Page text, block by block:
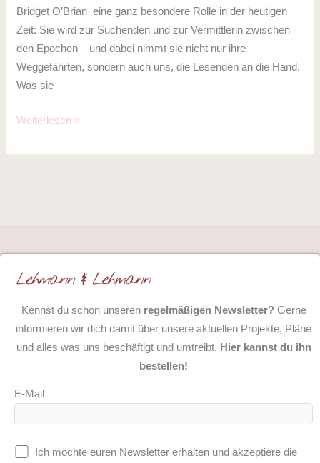
Bridget O’Brian eine ganz besondere Rolle in der heutigen
Zeit: Sie wird zur Suchenden und zur Vermittlerin zwischen
den Epochen – und dabei nimmt sie nicht nur ihre
Weggefährten, sondern auch uns, die Lesenden an die Hand.
Was sie
Weiterlesen »
Kennst du schon unseren regelmäßigen Newsletter?Gerne
informieren wir dich damit über unsere aktuellen Projekte, Pläne
und alles was uns beschäftigt und umtreibt. Hier kannst du ihn
bestellen!
E-Mail
Ich möchte euren Newsletter erhalten und akzeptiere die